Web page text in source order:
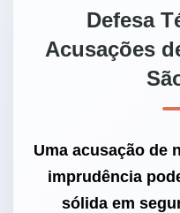
Defesa
Acusações
Uma acusação de
imprudência
sólida em